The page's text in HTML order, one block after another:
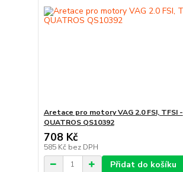
Aretace pro motory VAG 2.0 FSI, TFSI -
QUATROS QS10392
708 Kč
585 Kč bez DPH
Přidat do košíku